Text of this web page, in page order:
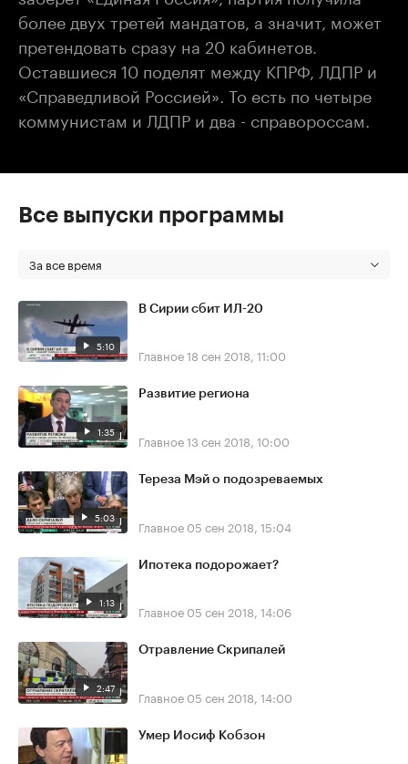
более двух третей мандатов, а значит, может
претендовать сразу на 20 кабинетов.
Оставшиеся 10 поделят между КПРФ, ЛДПР и
«Справедливой Россией». То есть по четыре
коммунистам и ЛДПР и два - справороссам.
Все выпуски программы
За все время
5:10
В Сирии сбит ИЛ-20
Главное18 сен 2018, 11:00
1:35
Развитие региона
Главное13 сен 2018, 10:00
5:03
Тереза Мэй о подозреваемых
Главное 05 сен 2018, 15:04
1:13
Ипотека подорожает?
Главное 05 сен 2018, 14:06
2:47
Отравление Скрипалей
Главное 05 сен 2018, 14:00
Умер Иосиф Кобзон